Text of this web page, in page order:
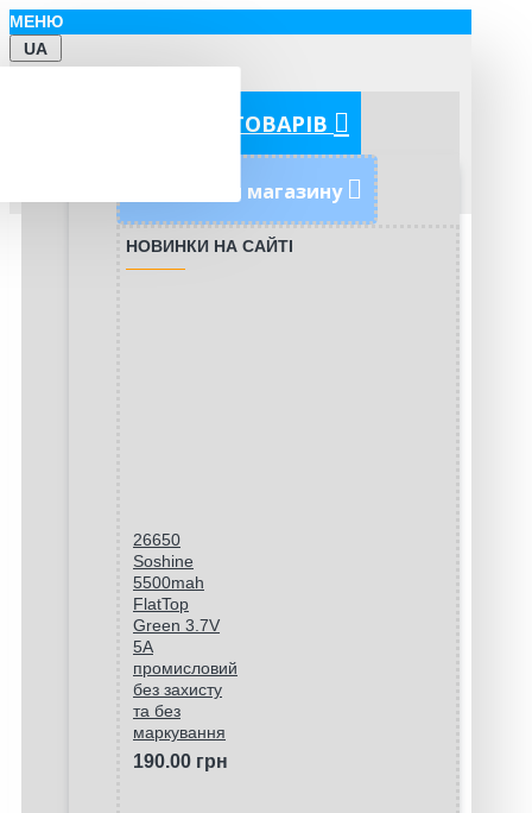
МЕНЮ
UA
КАТЕГОРІЇ ТОВАРІВ
Новинки магазину
НОВИНКИ НА САЙТІ
26650
Soshine
5500mah
FlatTop
Green 3.7V
5A
промисловий
без захисту
та без
маркування
190.00 грн